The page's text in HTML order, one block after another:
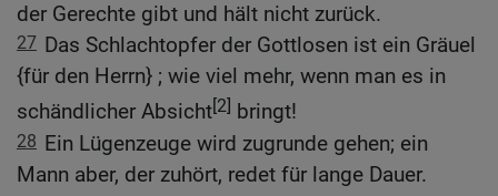
der Gerechte gibt und hält nicht zurück.
27 Das Schlachtopfer der Gottlosen ist ein Gräuel
{für den Herrn} ; wie viel mehr, wenn man es in
schändlicher Absicht[2] bringt!
28 Ein Lügenzeuge wird zugrunde gehen; ein
Mann aber, der zuhört, redet für lange Dauer.